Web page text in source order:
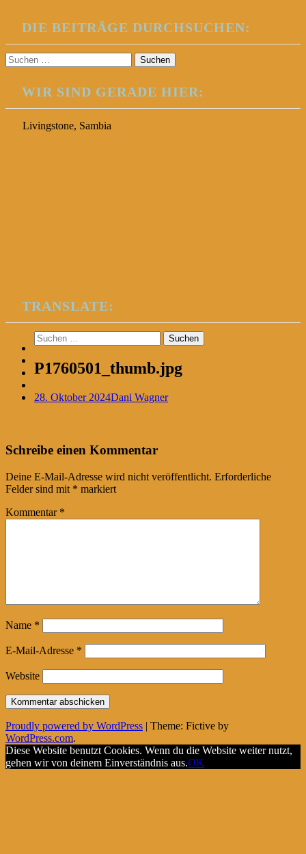
DIE BEITRÄGE DURCHSUCHEN:
Suchen
nach:
WIR SIND GERADE HIER:
Livingstone, Sambia
TRANSLATE:
Suchen
nach:
P1760501_thumb.jpg
28. Oktober 2024Dani Wagner
Post
navigation
←
Schreibe einen Kommentar
Deine E-Mail-Adresse wird nicht veröffentlicht. Erforderliche
Felder sind mit * markiert
Kommentar *
Name *
E-Mail-Adresse *
Website
Proudly powered by WordPress | Theme: Fictive by
WordPress.com.
Diese Website benutzt Cookies. Wenn du die Website weiter nutzt,
gehen wir von deinem Einverständnis aus.OK